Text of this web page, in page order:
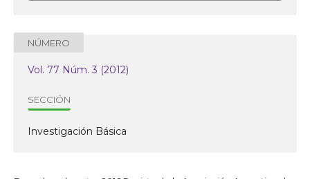
NÚMERO
Vol. 77 Núm. 3 (2012)
SECCIÓN
Investigación Básica